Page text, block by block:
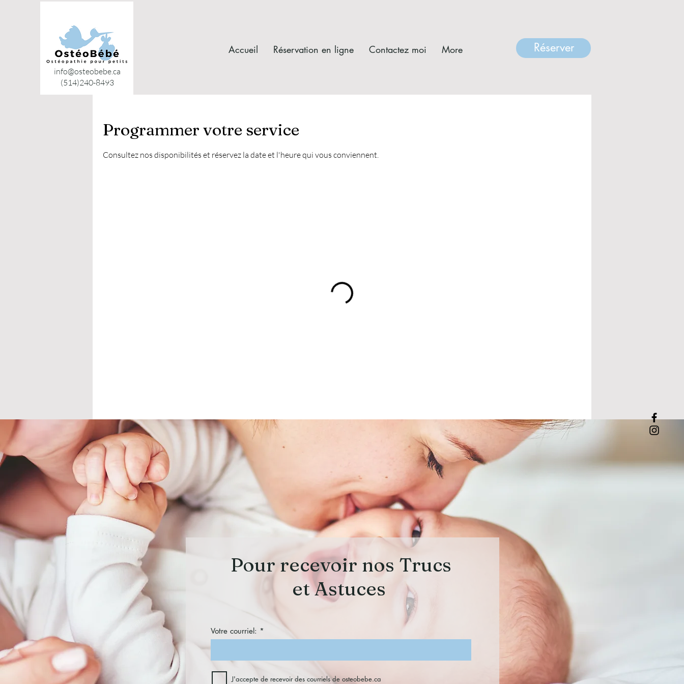
info@osteobebe.ca
(514)240-8493
Accueil Réservation en ligne Contactez moi More Réserver
Programmer votre service
Consultez nos disponibilités et réservez la date et l'heure qui vous conviennent.
Pour recevoir nos Trucs
et Astuces
Votre courriel:
J'accepte de recevoir des courriels de osteobebe.ca